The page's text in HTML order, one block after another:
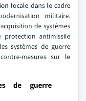
locale dans le cadre
militaire.
de systèmes
protection antimissile
systèmes de guerre
mesures sur le
de guerre